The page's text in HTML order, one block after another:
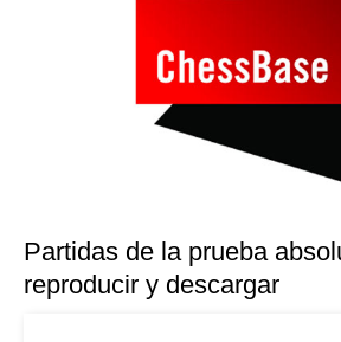
Partidas de la prueba
reproducir y descargar